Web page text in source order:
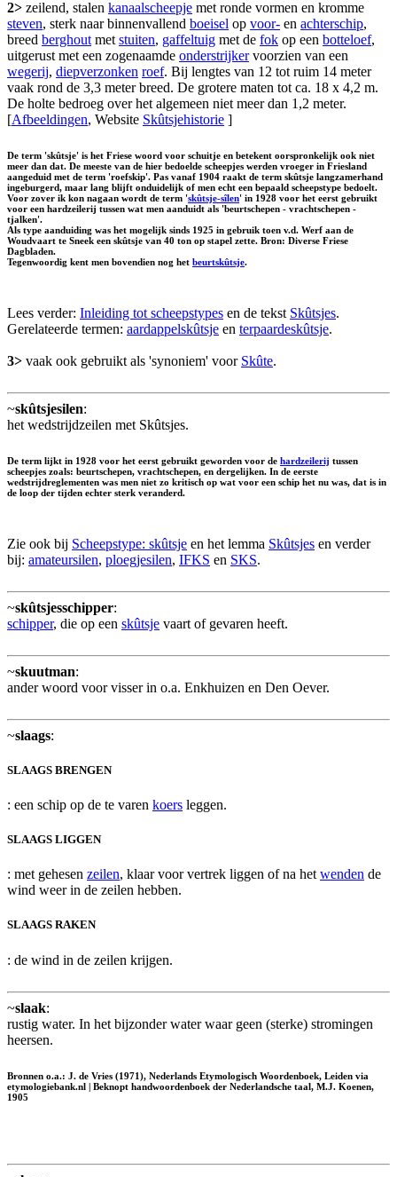
2> zeilend, stalen kanaalscheepje met ronde vormen en kromme
steven, sterk naar binnenvallend boeisel op voor- en achterschip,
breed berghout met stuiten, gaffeltuig met de fok op een botteloef,
uitgerust met een zogenaamde onderstrijkervoorzien van een
wegerij, diepverzonken roef. Bij lengtes van 12 tot ruim 14 meter
vaak rond de 3,3 meter breed. De grotere maten tot ca. 18 x 4,2 m.
De holte bedroeg over het algemeen niet meer dan 1,2 meter.
[Afbeeldingen, Website Skûtsjehistorie ]
De term 'skûtsje' is het Friese woord voor schuitje en betekent oorspronkelijk ook niet
meer dan dat. De meeste van de hier bedoelde scheepjes werden vroeger in Friesland
aangeduid met de term 'roefskip'. Pas vanaf 1904 raakt de term skûtsje langzamerhand
ingeburgerd, maar lang blijft onduidelijk of men echt een bepaald scheepstype bedoelt.
Voor zover ik kon nagaan wordt de term 'skûtsje-sîlen' in 1928 voor het eerst gebruikt
voor een hardzeilerij tussen wat men aanduidt als 'beurtschepen - vrachtschepen -
tjalken'.
Als type aanduiding was het mogelijk sinds 1925 in gebruik toen v.d. Werf aan de
Woudvaart te Sneek een skûtsje van 40 ton op stapel zette. Bron: Diverse Friese
Dagbladen.
Tegenwoordig kent men bovendien nog het beurtskûtsje.
Lees verder: Inleiding tot scheepstypes en de tekst Skûtsjes.
Gerelateerde termen: aardappelskûtsje en terpaardeskûtsje.
3> vaak ook gebruikt als 'synoniem' voor Skûte.
~skûtsjesilen:
het wedstrijdzeilen met Skûtsjes.
De term lijkt in 1928 voor het eerst gebruikt geworden voor de hardzeilerij tussen
scheepjes zoals: beurtschepen, vrachtschepen, en dergelijken. In de eerste
wedstrijdreglementen was men niet zo kritisch op wat voor een schip het nu was, dat is in
de loop der tijden echter sterk veranderd.
Zie ook bij Scheepstype: skûtsje en het lemma Skûtsjes en verder
bij: amateursilen, ploegjesilen, IFKS en SKS.
~skûtsjesschipper:
schipper, die op een skûtsje vaart of gevaren heeft.
~skuutman:
ander woord voor visser in o.a. Enkhuizen en Den Oever.
~slaags:
SLAAGS BRENGEN
: een schip op de te varen koers leggen.
SLAAGS LIGGEN
: met gehesen zeilen, klaar voor vertrek liggen of na het wenden de
wind weer in de zeilen hebben.
SLAAGS RAKEN
: de wind in de zeilen krijgen.
~slaak:
rustig water. In het bijzonder water waar geen (sterke) stromingen
heersen.
Bronnen o.a.: J. de Vries (1971), Nederlands Etymologisch Woordenboek, Leiden via
etymologiebank.nl | Beknopt handwoordenboek der Nederlandsche taal, M.J. Koenen,
1905